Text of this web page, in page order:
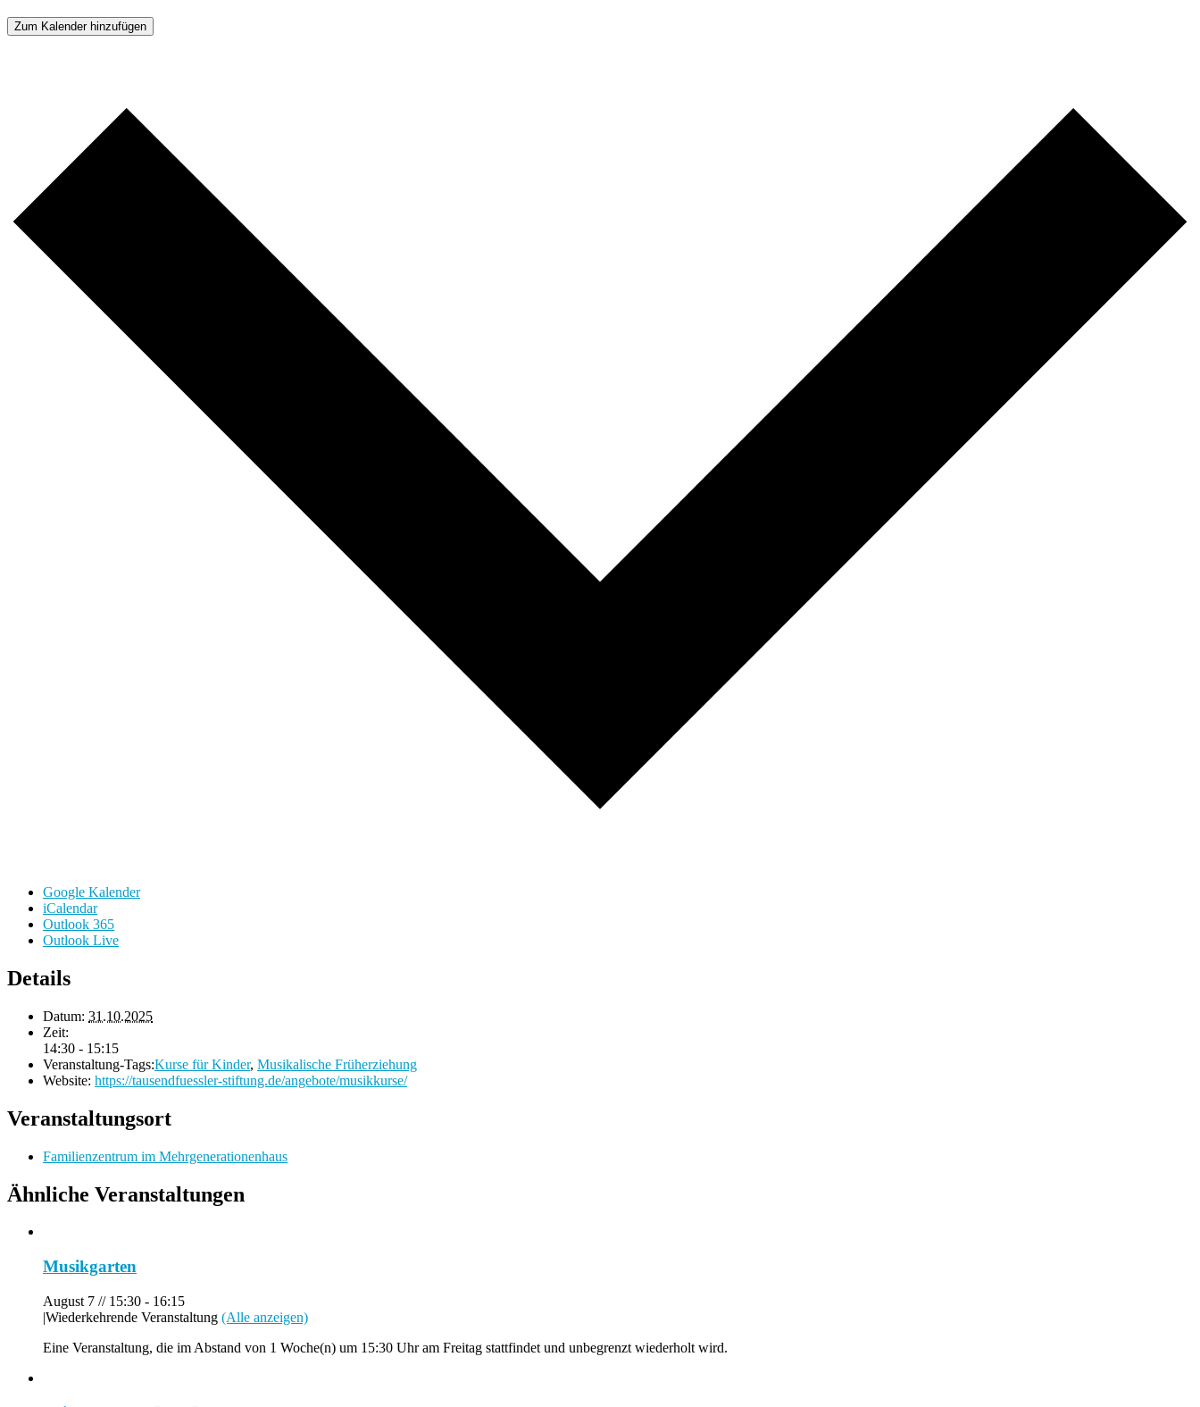
Zum Kalender hinzufügen
Google Kalender
iCalendar
Outlook 365
Outlook Live
Details
Datum: 31.10.2025
Zeit:
14:30 - 15:15
Veranstaltung-Tags:Kurse für Kinder, Musikalische Früherziehung
Website: https://tausendfuessler-stiftung.de/angebote/musikkurse/
Veranstaltungsort
Familienzentrum im Mehrgenerationenhaus
Ähnliche Veranstaltungen
Musikgarten
August 7 // 15:30 - 16:15
|Wiederkehrende Veranstaltung (Alle anzeigen)
Eine Veranstaltung, die im Abstand von 1 Woche(n) um 15:30 Uhr am Freitag stattfindet und unbegrenzt wiederholt wird.